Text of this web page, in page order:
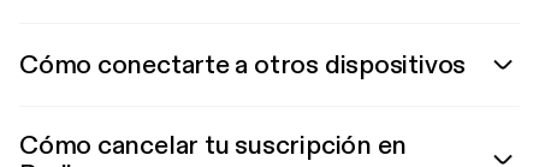
Cómo conectarte a otros dispositivos
Cómo cancelar tu suscripción en